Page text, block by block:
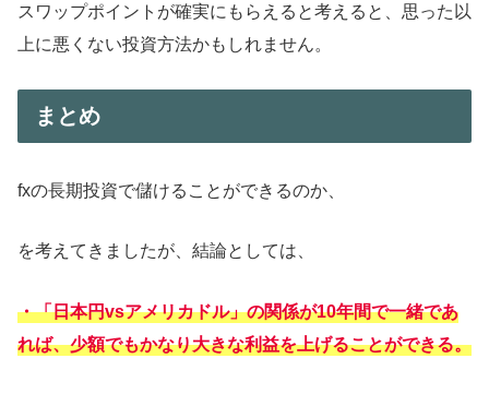
スワップポイントが確実にもらえると考えると、思った以
上に悪くない投資方法かもしれません。
まとめ
fxの長期投資で儲けることができるのか、
を考えてきましたが、結論としては、
・「日本円vsアメリカドル」の関係が10年間で一緒であ
れば、少額でもかなり大きな利益を上げることができる。